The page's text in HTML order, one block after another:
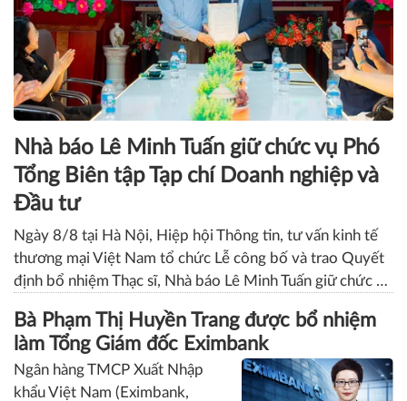
Nhà báo Lê Minh Tuấn giữ chức vụ Phó
Tổng Biên tập Tạp chí Doanh nghiệp và
Đầu tư
Ngày 8/8 tại Hà Nội, Hiệp hội Thông tin, tư vấn kinh tế
thương mại Việt Nam tổ chức Lễ công bố và trao Quyết